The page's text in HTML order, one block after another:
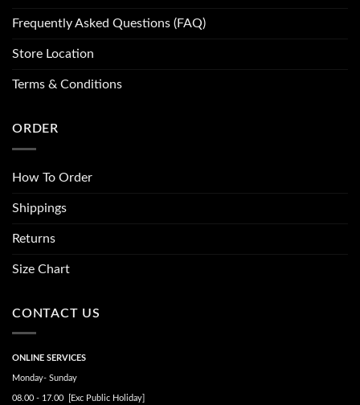
Frequently Asked Questions (FAQ)
Store Location
Terms & Conditions
ORDER
How To Order
Shippings
Returns
Size Chart
CONTACT US
ONLINE SERVICES
Monday- Sunday
08.00 - 17.00 [Exc Public Holiday]